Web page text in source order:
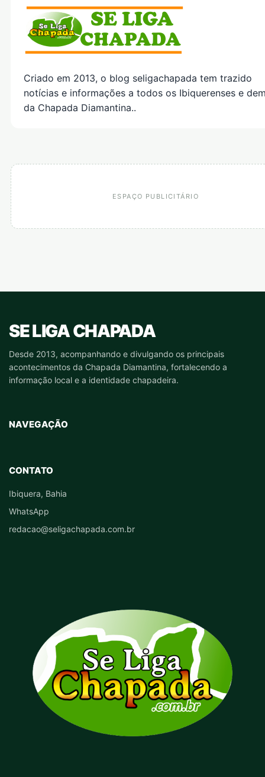
Criado em 2013, o blog seligachapada tem trazido
notícias e informações a todos os Ibiquerenses e
da Chapada Diamantina..
ESPAÇO PUBLICITÁRIO
SE LIGA CHAPADA
Desde 2013, acompanhando e divulgando os principais
acontecimentos da Chapada Diamantina, fortalecendo a
informação local e a identidade chapadeira.
NAVEGAÇÃO
CONTATO
Ibiquera, Bahia
WhatsApp
redacao@seligachapada.com.br